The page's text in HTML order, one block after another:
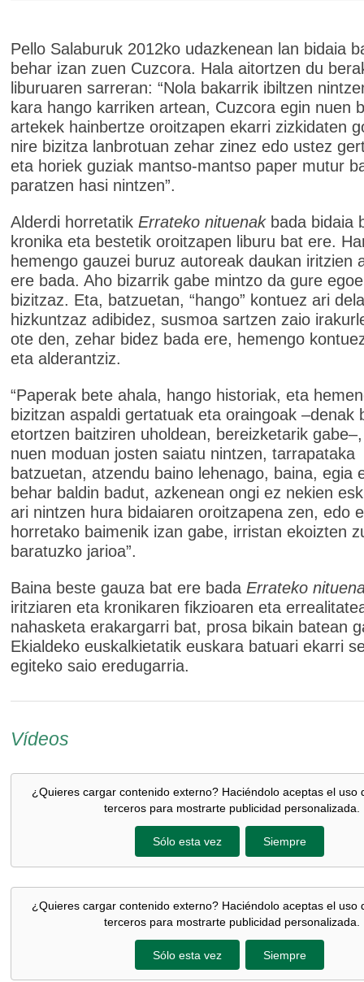
Pello Salaburuk 2012ko udazkenean lan bidaia
behar izan zuen Cuzcora. Hala aitortzen du
liburuaren sarreran: “Nola bakarrik ibiltzen
kara hango karriken artean, Cuzcora egin nuen
artekek hainbertze oroitzapen ekarri zizkidaten
nire bizitza lanbrotuan zehar zinez edo ustez
eta horiek guziak mantso-mantso paper mutur
paratzen hasi nintzen”.
Alderdi horretatik Errateko nituenak bada bidaia
kronika eta bestetik oroitzapen liburu bat ere.
hemengo gauzei buruz autoreak daukan iritzien
ere bada. Aho bizarrik gabe mintzo da gure
bizitzaz. Eta, batzuetan, “hango” kontuez ari
hizkuntzaz adibidez, susmoa sartzen zaio
ote den, zehar bidez bada ere, hemengo
eta alderantziz.
“Paperak bete ahala, hango historiak, eta
bizitzan aspaldi gertatuak eta oraingoak –denak
etortzen baitziren uholdean, bereizketarik
nuen moduan josten saiatu nintzen, tarrapataka
batzuetan, atzendu baino lehenago, baina, egia
behar baldin badut, azkenean ongi ez nekien
ari nintzen hura bidaiaren oroitzapena zen, edo
horretako baimenik izan gabe, irristan ekoizten
baratuzko jarioa”.
Baina beste gauza bat ere bada Errateko
iritziaren eta kronikaren fikzioaren eta
nahasketa erakargarri bat, prosa bikain batean
Ekialdeko euskalkietatik euskara batuari ekarri
egiteko saio eredugarria.
Vídeos
¿Quieres cargar contenido externo? Haciéndolo aceptas el uso
terceros para mostrarte publicidad personalizada.
Sólo esta vez Siempre
¿Quieres cargar contenido externo? Haciéndolo aceptas el uso
terceros para mostrarte publicidad personalizada.
Sólo esta vez Siempre